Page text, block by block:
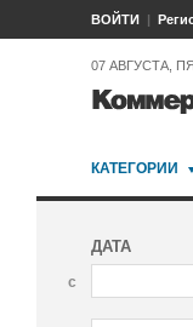
ВОЙТИ
07 АВГУСТА,
КАТЕГОРИИ
ДАТА
с